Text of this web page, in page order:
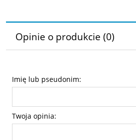
Opinie o produkcie (0)
Imię lub pseudonim:
Twoja opinia: